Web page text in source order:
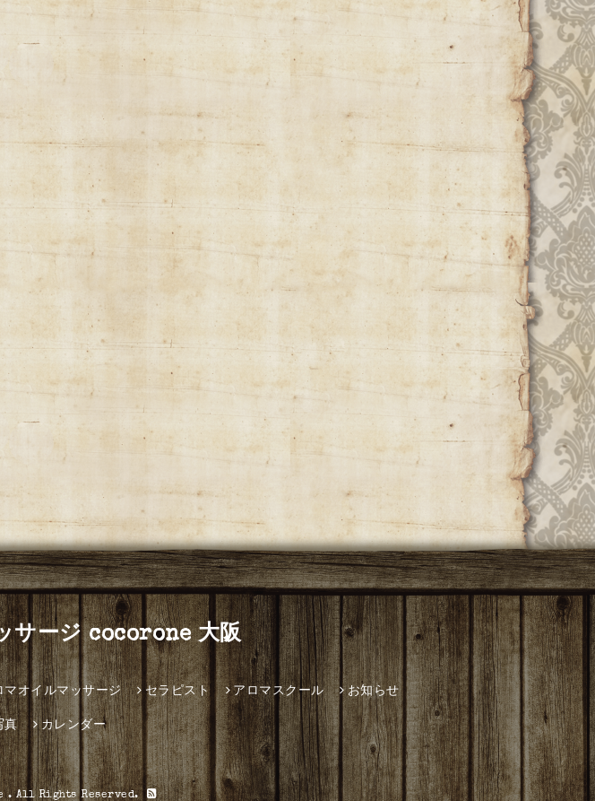
サージ cocorone 大阪
マオイルマッサージ セラピスト アロマスクール お知らせ
真 カレンダー
. All Rights Reserved.